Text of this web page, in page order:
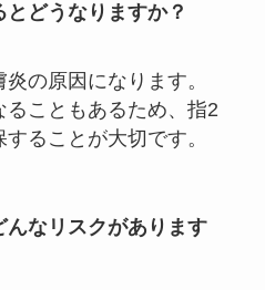
どうなりますか？
の原因になります。
こともあるため、指2
ることが大切です。
んなリスクがあります